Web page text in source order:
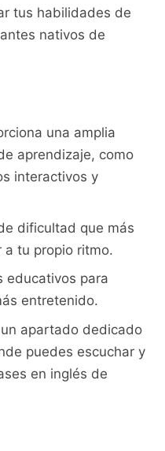
‍tus habilidades de
nativos de
una ​amplia
aprendizaje, como​
interactivos y⁢
dificultad que más
a ⁢tu ⁤propio⁣ ritmo.
educativos para
entretenido.
⁢apartado⁢ dedicado
puedes⁢ escuchar y
en inglés⁤ de